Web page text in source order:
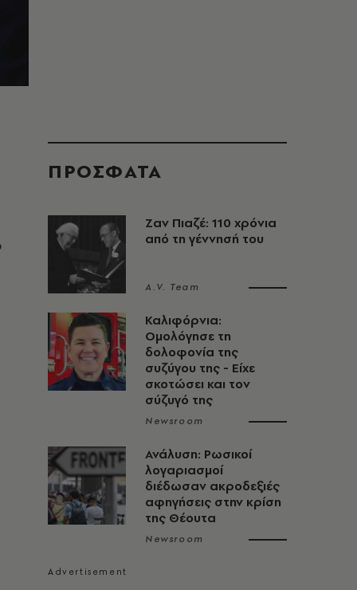
ΠΡΟΣΦΑΤΑ
Ζαν Πιαζέ: 110 χρόνια
από τη γέννησή του
A.V. Team
Καλιφόρνια:
Ομολόγησε τη
δολοφονία της
συζύγου της - Είχε
σκοτώσει και τον
σύζυγό της
Newsroom
Ανάλυση: Ρωσικοί
λογαριασμοί
διέδωσαν ακροδεξιές
αφηγήσεις στην κρίση
της Θέουτα
Newsroom